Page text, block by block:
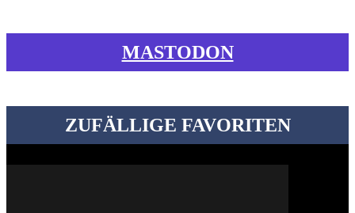
MASTODON
ZUFÄLLIGE FAVORITEN